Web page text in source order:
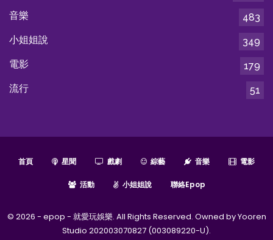
音樂
483
小姐姐說
349
電影
179
流行
51
首頁 星聞 戲劇 綜藝 音樂 電影
活動 小姐姐說 聯絡epop
© 2026 - epop - 就愛玩娛樂. All Rights Reserved. Owned by Yooren
Studio 202003070827 (003089220-U).